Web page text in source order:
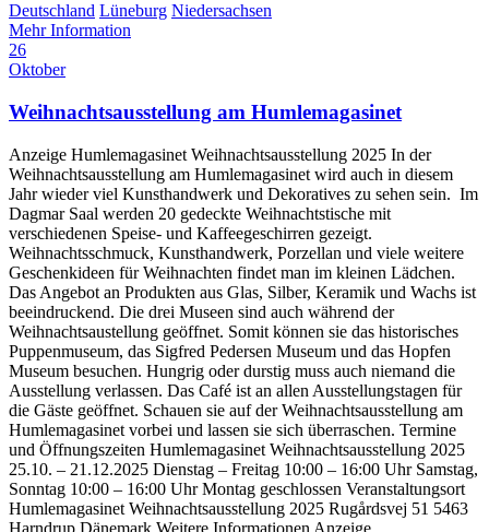
Deutschland Lüneburg Niedersachsen
Mehr Information
26
Oktober
Weihnachtsausstellung am Humlemagasinet
Anzeige Humlemagasinet Weihnachtsausstellung 2025 In der
Weihnachtsausstellung am Humlemagasinet wird auch in diesem
Jahr wieder viel Kunsthandwerk und Dekoratives zu sehen sein. Im
Dagmar Saal werden 20 gedeckte Weihnachtstische mit
verschiedenen Speise- und Kaffeegeschirren gezeigt.
Weihnachtsschmuck, Kunsthandwerk, Porzellan und viele weitere
Geschenkideen für Weihnachten findet man im kleinen Lädchen.
Das Angebot an Produkten aus Glas, Silber, Keramik und Wachs ist
beeindruckend. Die drei Museen sind auch während der
Weihnachtsaustellung geöffnet. Somit können sie das historisches
Puppenmuseum, das Sigfred Pedersen Museum und das Hopfen
Museum besuchen. Hungrig oder durstig muss auch niemand die
Ausstellung verlassen. Das Café ist an allen Ausstellungstagen für
die Gäste geöffnet. Schauen sie auf der Weihnachtsausstellung am
Humlemagasinet vorbei und lassen sie sich überraschen. Termine
und Öffnungszeiten Humlemagasinet Weihnachtsausstellung 2025
25.10. – 21.12.2025 Dienstag – Freitag 10:00 – 16:00 Uhr Samstag,
Sonntag 10:00 – 16:00 Uhr Montag geschlossen Veranstaltungsort
Humlemagasinet Weihnachtsausstellung 2025 Rugårdsvej 51 5463
Harndrup Dänemark Weitere Informationen Anzeige